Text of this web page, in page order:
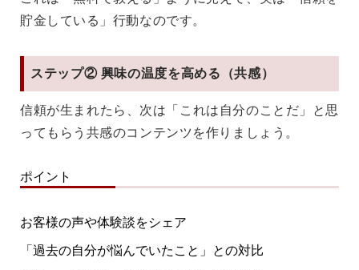
貯金している」行動なのです。
ステップ② 興味の温度を高める（共感）
信頼が生まれたら、次は 「これは自分のことだ」と思
ってもらう共感のコンテンツを作りましょう。
ポイント
お客様の声や体験談をシェア
「過去の自分が悩んでいたこと」との対比